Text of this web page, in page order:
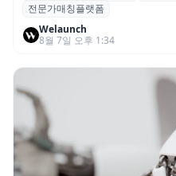
칭 플랫폼 ‘파인풀’ 출시
전문가매칭플랫폼
Welaunch
8월 7일 오후 1:34